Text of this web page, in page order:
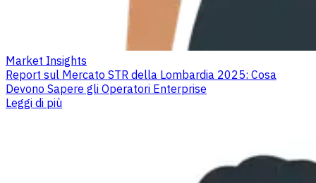
Market Insights
Report sul Mercato STR della Lombardia 2025: Cosa
Devono Sapere gli Operatori Enterprise
Leggi di più